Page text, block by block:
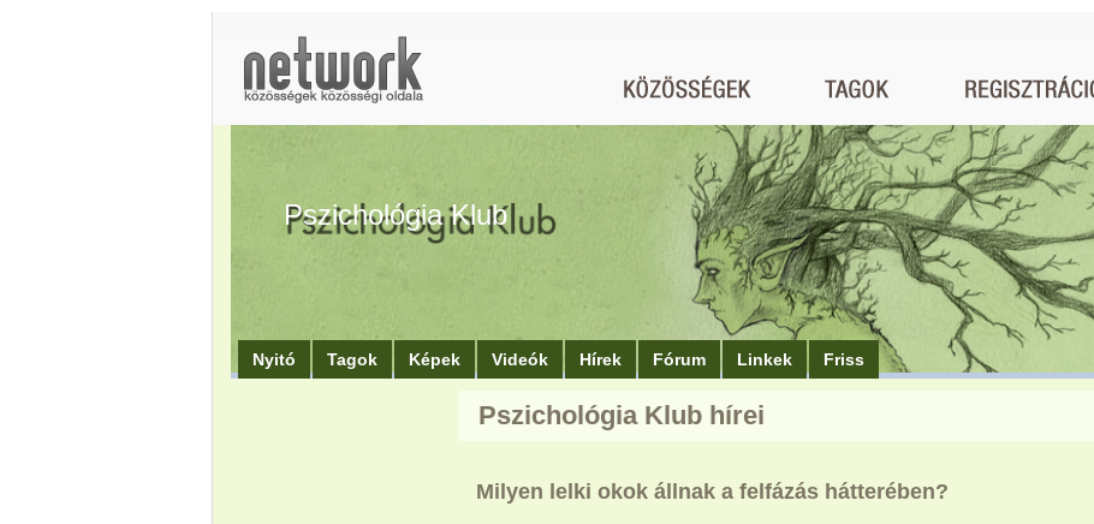
Pszichológia Klub
Nyitó Tagok Képek Videók Hírek Fórum Linkek Friss
Pszichológia Klub hírei
Milyen lelki okok állnak a felfázás hátterében?